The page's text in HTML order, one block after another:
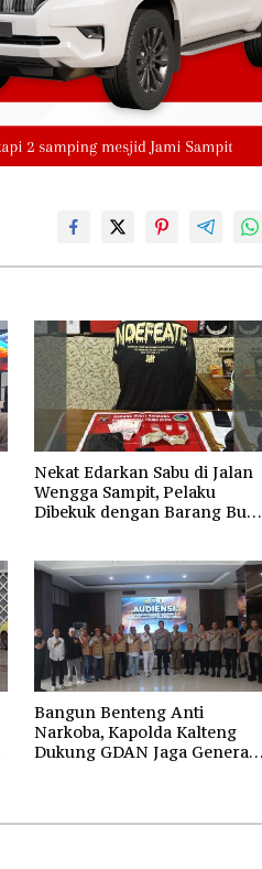
Nekat Edarkan Sabu di Jalan
Wengga Sampit, Pelaku
Dibekuk dengan Barang Bukti
Bangun Benteng Anti
Narkoba, Kapolda Kalteng
Dukung GDAN Jaga Generasi